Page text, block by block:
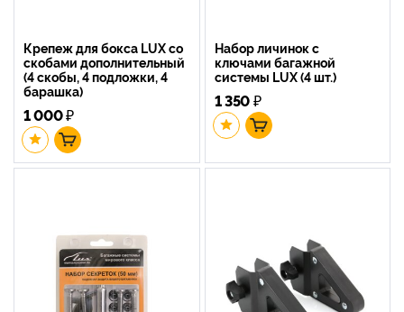
Крепеж для бокса LUX со
скобами дополнительный
(4 скобы, 4 подложки, 4
барашка)
1 000₽
Набор личинок с
ключами багажной
системы LUX (4 шт.)
1 350₽